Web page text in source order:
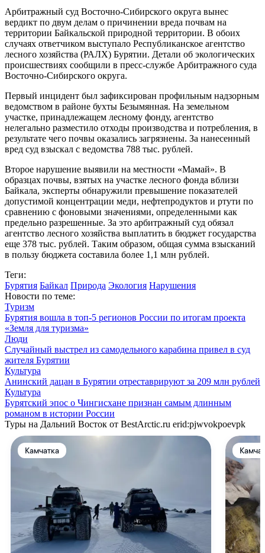
Арбитражный суд Восточно-Сибирского округа вынес
вердикт по двум делам о причинении вреда почвам на
территории Байкальской природной территории. В обоих
случаях ответчиком выступало Республиканское агентство
лесного хозяйства (РАЛХ) Бурятии. Детали об экологических
происшествиях сообщили в пресс-службе Арбитражного суда
Восточно-Сибирского округа.
Первый инцидент был зафиксирован профильным надзорным
ведомством в районе бухты Безымянная. На земельном
участке, принадлежащем лесному фонду, агентство
нелегально разместило отходы производства и потребления, в
результате чего почвы оказались загрязнены. За нанесенный
вред суд взыскал с ведомства 788 тыс. рублей.
Второе нарушение выявили на местности «Мамай». В
образцах почвы, взятых на участке лесного фонда вблизи
Байкала, эксперты обнаружили превышение показателей
допустимой концентрации меди, нефтепродуктов и ртути по
сравнению с фоновыми значениями, определенными как
предельно разрешенные. За это арбитражный суд обязал
агентство лесного хозяйства выплатить в бюджет государства
еще 378 тыс. рублей. Таким образом, общая сумма взысканий
в пользу бюджета составила более 1,1 млн рублей.
Теги:
Бурятия Байкал Природа Экология Нарушения
Новости по теме:
Туризм
Бурятия вошла в топ-5 регионов России по итогам проекта
«Земля для туризма»
Люди
Случайный выстрел из самодельного карабина привел в суд
жителя Бурятии
Культура
Анинский дацан в Бурятии отреставрируют за 209 млн рублей
Культура
Бурятский эпос о Чингисхане признан самым длинным
романом в истории России
Туры на Дальний Восток от BestArctic.ru erid:pjwvokpoevpk